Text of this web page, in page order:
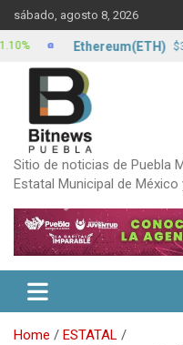
Skip
to
content
sábado, agosto 8, 2026
Sitio de noticias de Puebla
Estatal Municipal de México
Home
ESTATAL
Ethereum(ETH)